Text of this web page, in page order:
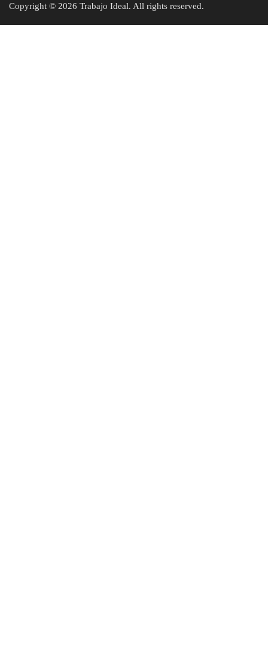
Copyright © 2026 Trabajo Ideal. All rights reserved.